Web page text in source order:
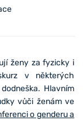
ženy za fyzicky i
v některých
Hlavním
vůči ženám ve
o genderu a